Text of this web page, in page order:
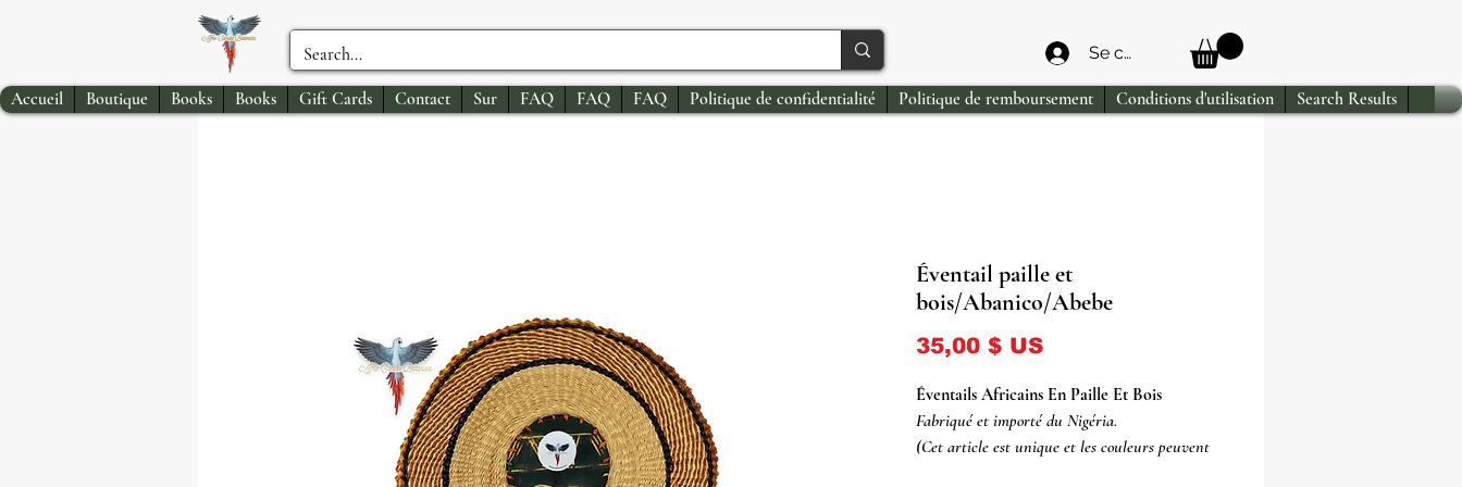
Se connecter
Accueil Boutique Books Books Gift Cards Contact Sur FAQ FAQ FAQ Politique de confidentialité Politique de remboursement Conditions d'utilisation Search Results
Éventail paille et
bois/Abanico/Abebe
35,00 $ USPrix
Éventails Africains En Paille Et Bois
Fabriqué et importé du Nigéria.
(Cet article est unique et les couleurs peuvent